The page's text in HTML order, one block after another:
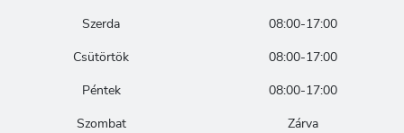
Szerda
08:00-17:00
Csütörtök
08:00-17:00
Péntek
08:00-17:00
Szombat
Zárva